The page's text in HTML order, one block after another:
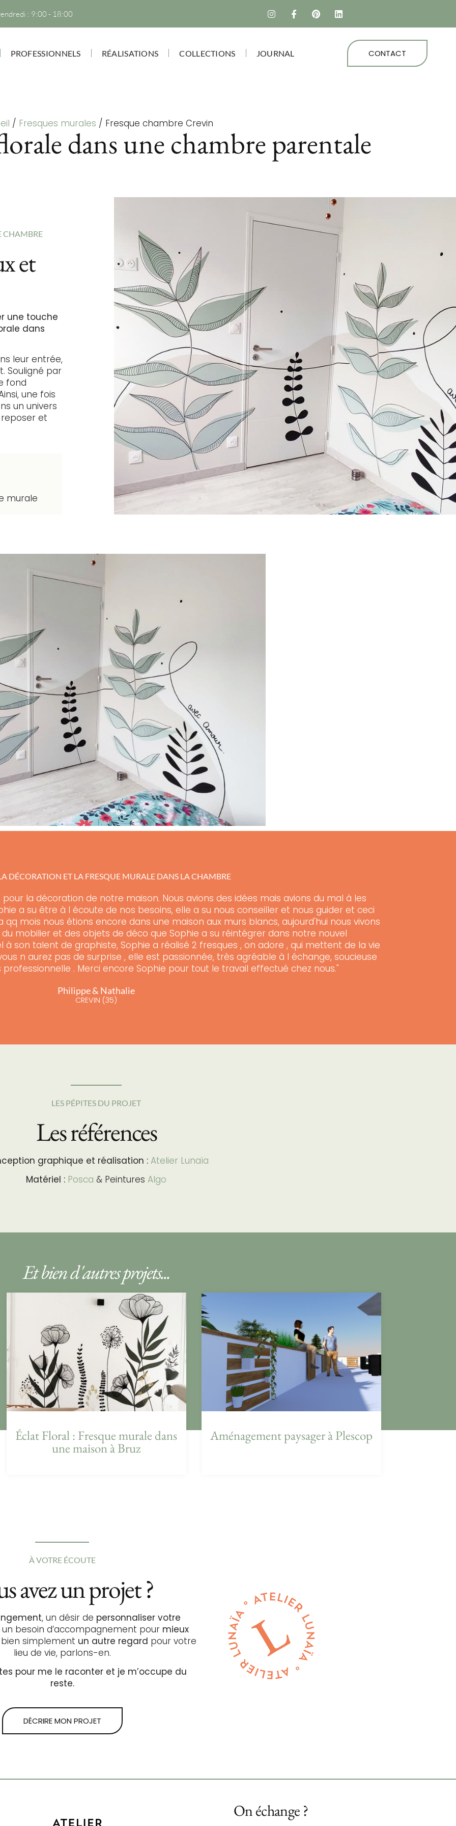
: 9:00 - 18:00
PROFESSIONNELS RÉALISATIONS COLLECTIONS JOURNAL CONTACT
/ Fresques murales / Fresque chambre Crevin
dans une chambre parentale
CHAMBRE
et
une touche
dans
leur entrée,
Souligné par
fond
une fois
un univers
et
murale
DÉCORATION ET LA FRESQUE MURALE DANS LA CHAMBRE
la décoration de notre maison. Nous avions des idées mais avions du mal à les
a su être à l écoute de nos besoins, elle a su nous conseiller et nous guider et ceci
mois nous étions encore dans une maison aux murs blancs, aujourd'hui nous vivons
mobilier et des objets de déco que Sophie a su réintégrer dans notre nouvel
son talent de graphiste, Sophie a réalisé 2 fresques , on adore , qui mettent de la vie
n aurez pas de surprise , elle est passionnée, très agréable à l échange, soucieuse
. Merci encore Sophie pour tout le travail effectué chez nous."
Philippe & Nathalie
CREVIN (35)
LES PÉPITES DU PROJET
Les références
graphique et réalisation : Atelier Lunaïa
Matériel : Posca & PeinturesAlgo
Et bien d'autres projets...
Éclat Floral : Fresque murale dans
une maison à Bruz
Aménagement paysager à Plescop
À VOTRE ÉCOUTE
avez un projet ?
, un désir de personnaliser votre
un besoin d’accompagnement pour mieux
simplement un autre regard pour votre
lieu de vie, parlons-en.
pour me le raconter et je m’occupe du
reste.
DÉCRIRE MON PROJET
On échange ?